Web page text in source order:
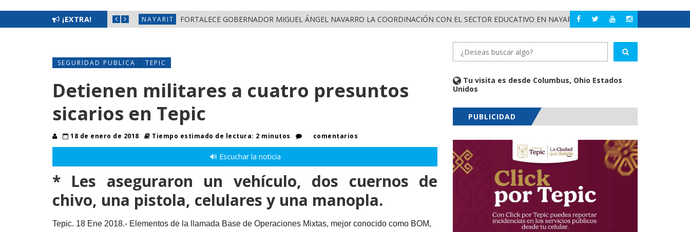
¡EXTRA!
BIENESTAR EN NAYARIT NAYARIT FORTALECE GOBERNADOR MIGUEL ÁNGEL NAVARRO LA COORDINACIÓN CON EL SECTOR EDUCATIVO EN NAYARIT NAYARIT ALERTA DIF
SEGURIDAD PUBLICA TEPIC
Detienen militares a cuatro presuntos
sicarios en Tepic
18 de enero de 2018 Tiempo estimado de lectura: 2 minutos comentarios
🔊 Escuchar la noticia
* Les aseguraron un vehículo, dos cuernos de
chivo, una pistola, celulares y una manopla.
Tepic. 18 Ene 2018.- Elementos de la llamada Base de Operaciones Mixtas, mejor conocido como BOM,
Tu visita es desde Columbus, Ohio Estados
Unidos
PUBLICIDAD